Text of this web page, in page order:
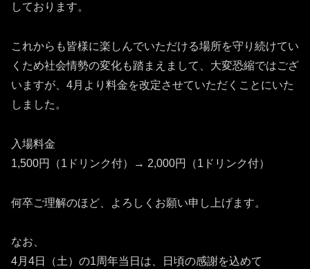
しております。
これからも皆様に楽しんでいただける場所を守り続けてい
くため社会情勢の変化も踏まえまして、大変恐縮ではござ
いますが、4月より料金を改定させていただくことにいた
しました。
入場料金
1,500円（1ドリンク付）→ 2,000円（1ドリンク付）
何卒ご理解のほど、よろしくお願い申し上げます。
なお、
4月4日（土）の1周年当日は、日頃の感謝を込めて